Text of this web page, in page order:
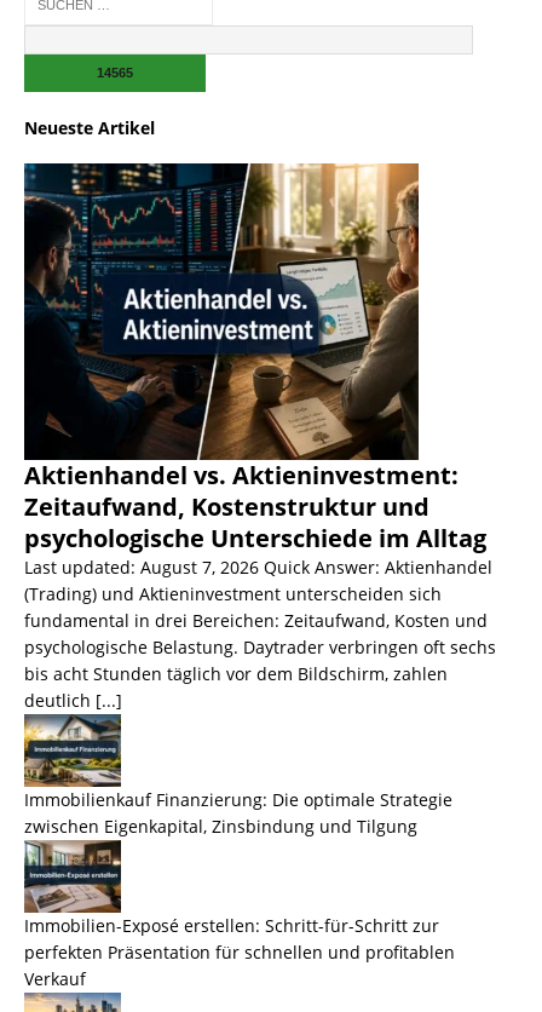
Neueste Artikel
Aktienhandel vs. Aktieninvestment:
Zeitaufwand, Kostenstruktur und
psychologische Unterschiede im Alltag
Last updated: August 7, 2026 Quick Answer: Aktienhandel
(Trading) und Aktieninvestment unterscheiden sich
fundamental in drei Bereichen: Zeitaufwand, Kosten und
psychologische Belastung. Daytrader verbringen oft sechs
bis acht Stunden täglich vor dem Bildschirm, zahlen
deutlich [...]
Immobilienkauf Finanzierung: Die optimale Strategie
zwischen Eigenkapital, Zinsbindung und Tilgung
Immobilien-Exposé erstellen: Schritt-für-Schritt zur
perfekten Präsentation für schnellen und profitablen
Verkauf